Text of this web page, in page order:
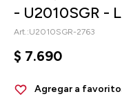
- U2010SGR -
U2010SGR-2763
$ 7.690